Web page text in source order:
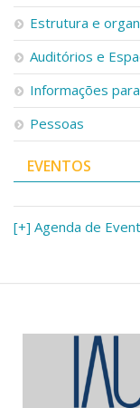
Serviços
Bibliotecas
Apoio ao
Segurança,
RH,
Outros serviços
Comunicação
Assessorias e
Aplicativos e
Jornal da USP
Agenda de
Estrutura e
Auditórios e
Informações
Pessoas
EVENTOS
[+] Agenda de